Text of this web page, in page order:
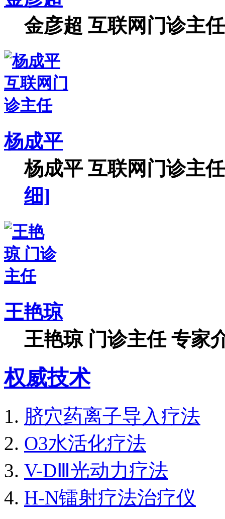
金彦超 互联网门诊主
杨成平
杨成平 互联网门诊主
细]
王艳琼
王艳琼 门诊主任 专家
权威技术
脐穴药离子导入疗法
O3水活化疗法
V-DⅢ光动力疗法
H-N镭射疗法治疗仪